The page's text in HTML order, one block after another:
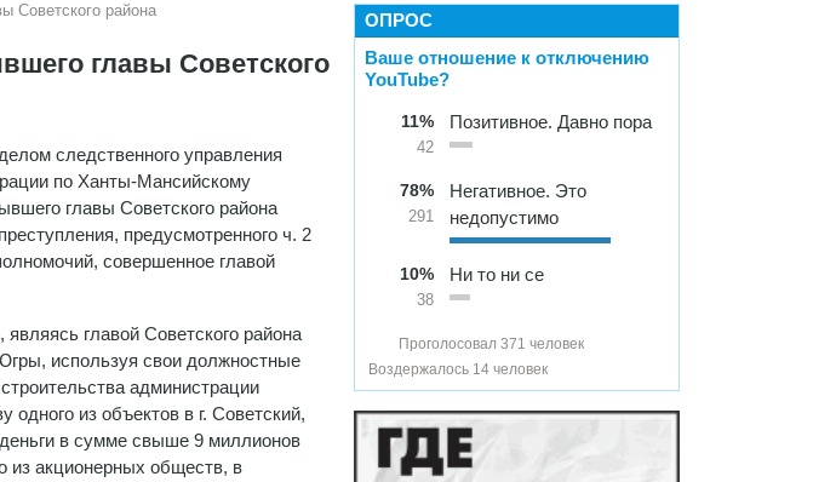
Советского района
главы Советского
следственного управления
по Ханты-Мансийскому
главы Советского района
предусмотренного ч. 2
совершенное главой
главой Советского района
используя свои должностные
администрации
одного из объектов в г. Советский,
в сумме свыше 9 миллионов
из акционерных обществ, в
ОПРОС
Ваше отношение к отключению
YouTube?
11%
42
Позитивное. Давно пора
78%
291
Негативное. Это
недопустимо
10%
38
Ни то ни се
Проголосовал 371 человек
Воздержалось 14 человек